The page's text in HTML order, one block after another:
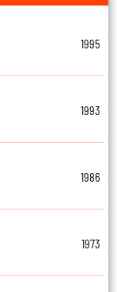
1995
1993
1986
1973